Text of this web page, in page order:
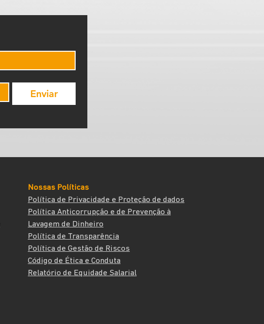
Enviar
Nossas Políticas
Política de Privacidade e Proteção de dados
Política Anticorrupção e de Prevenção à
Lavagem de Dinheiro
Política de Transparência
Política de Gestão de Riscos
Código de Ética e Conduta
Relatório de Equidade Salarial